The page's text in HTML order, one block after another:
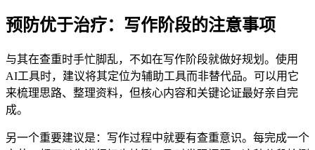
预防优于治疗：写作阶段的注意事项
与其在查重时手忙脚乱，不如在写作阶段就做好规划。使用
AI工具时，建议将其定位为辅助工具而非替代品。可以用它
来梳理思路、整理资料，但核心内容和关键论证最好亲自完
成。
另一个重要建议是：写作过程中就要有查重意识。每完成一个